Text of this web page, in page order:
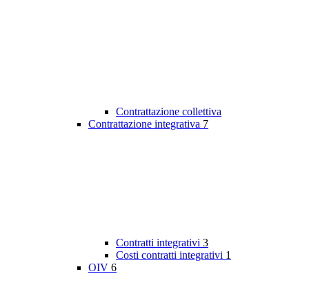
Contrattazione collettiva
Contrattazione integrativa 7
Contratti integrativi 3
Costi contratti integrativi 1
OIV 6